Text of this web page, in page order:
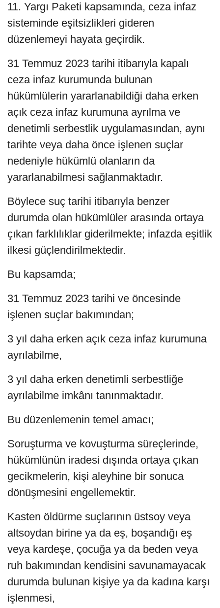
11. Yargı Paketi kapsamında, ceza infaz
sisteminde eşitsizlikleri gideren
düzenlemeyi hayata geçirdik.
31 Temmuz 2023 tarihi itibarıyla kapalı
ceza infaz kurumunda bulunan
hükümlülerin yararlanabildiği daha erken
açık ceza infaz kurumuna ayrılma ve
denetimli serbestlik uygulamasından, aynı
tarihte veya daha önce işlenen suçlar
nedeniyle hükümlü olanların da
yararlanabilmesi sağlanmaktadır.
Böylece suç tarihi itibarıyla benzer
durumda olan hükümlüler arasında ortaya
çıkan farklılıklar giderilmekte; infazda eşitlik
ilkesi güçlendirilmektedir.
Bu kapsamda;
31 Temmuz 2023 tarihi ve öncesinde
işlenen suçlar bakımından;
3 yıl daha erken açık ceza infaz kurumuna
ayrılabilme,
3 yıl daha erken denetimli serbestliğe
ayrılabilme imkânı tanınmaktadır.
Bu düzenlemenin temel amacı;
Soruşturma ve kovuşturma süreçlerinde,
hükümlünün iradesi dışında ortaya çıkan
gecikmelerin, kişi aleyhine bir sonuca
dönüşmesini engellemektir.
Kasten öldürme suçlarının üstsoy veya
altsoydan birine ya da eş, boşandığı eş
veya kardeşe, çocuğa ya da beden veya
ruh bakımından kendisini savunamayacak
durumda bulunan kişiye ya da kadına karşı
işlenmesi,